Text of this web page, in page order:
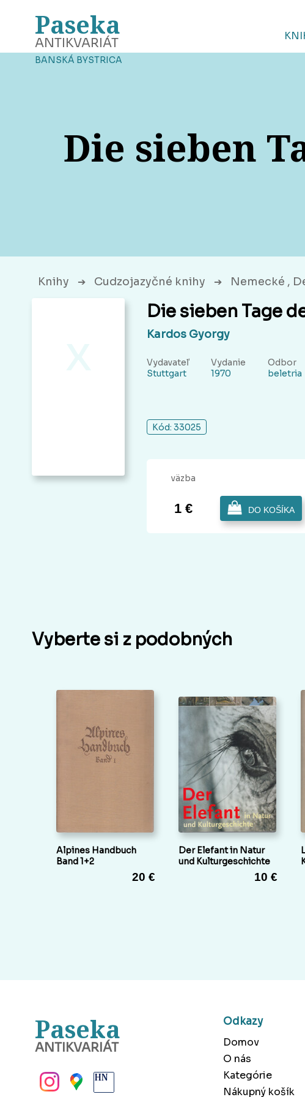
Paseka
ANTIKVARIÁT
BANSKÁ BYSTRICA
Die sieben
Knihy ➔ Cudzojazyčné knihy ➔ Nemecké ,
Die sieben Tage
Kardos Gyorgy
Vydavateľ
Stuttgart
Vydanie
1970
Odbor
beletria
Kód: 33025
väzba
1 € DO KOŠÍKA
Vyberte si z podobných
Alpines Handbuch
Band 1+2
20 €
Der Elefant in Natur
und Kulturgeschichte
10 €
Paseka
ANTIKVARIÁT
Odkazy
Domov
O nás
Kategórie
Nákupný košík